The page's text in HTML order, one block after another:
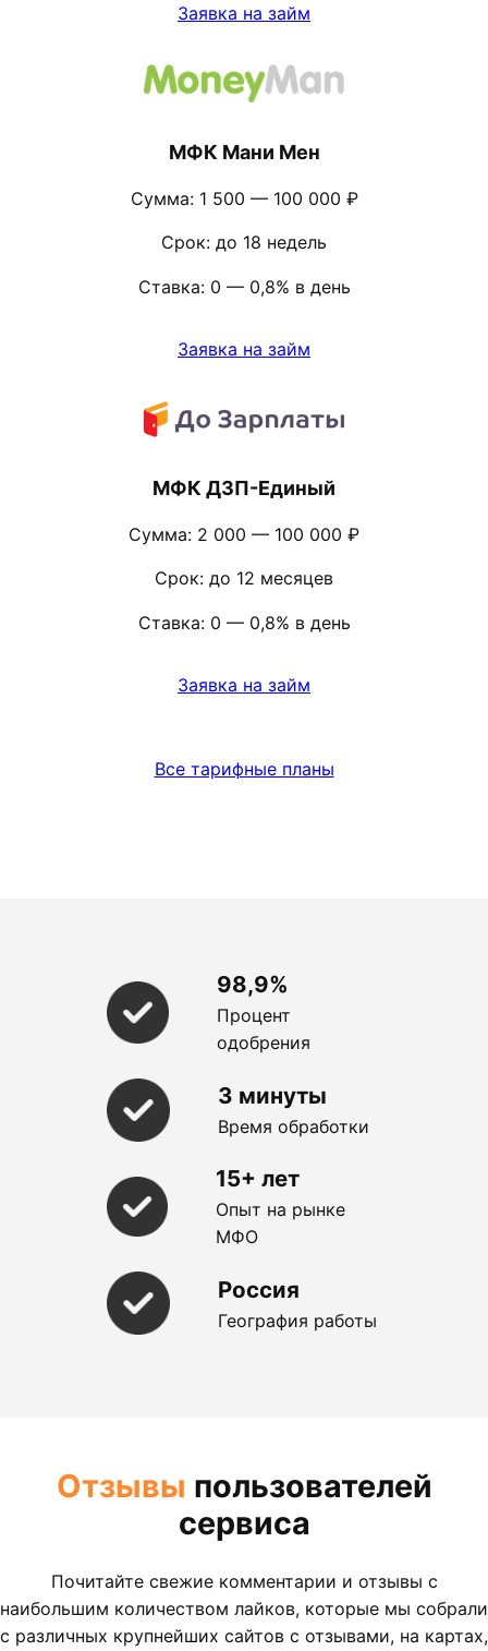
Заявка на займ
МФК Мани Мен
Сумма: 1 500 — 100 000 ₽
Срок: до 18 недель
Ставка: 0 — 0,8% в день
Заявка на займ
МФК ДЗП-Единый
Сумма: 2 000 — 100 000 ₽
Срок: до 12 месяцев
Ставка: 0 — 0,8% в день
Заявка на займ
Все тарифные планы
98,9%
Процент
одобрения
3 минуты
Время обработки
15+ лет
Опыт на рынке
МФО
Россия
География работы
Отзывы пользователей
сервиса
Почитайте свежие комментарии и отзывы с
наибольшим количеством лайков, которые мы собрали
с различных крупнейших сайтов с отзывами, на картах,